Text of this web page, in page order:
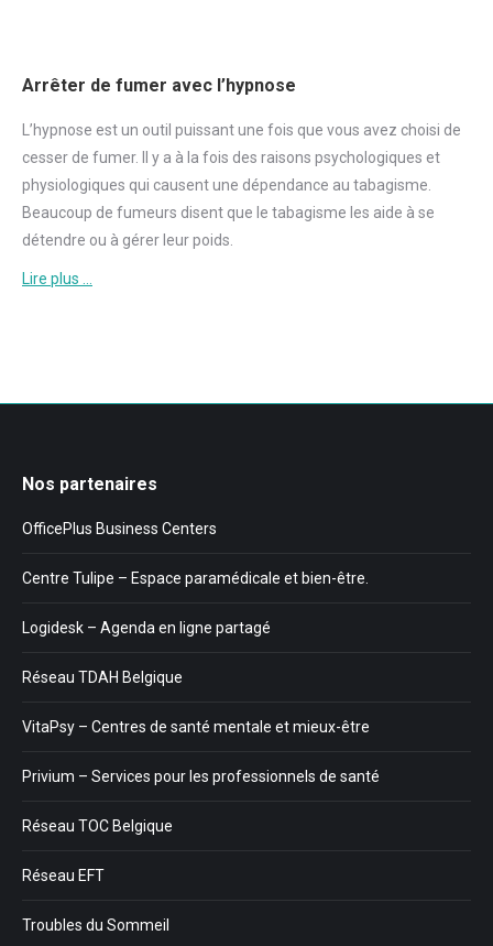
Arrêter de fumer avec l’hypnose
L’hypnose est un outil puissant une fois que vous avez choisi de
cesser de fumer. Il y a à la fois des raisons psychologiques et
physiologiques qui causent une dépendance au tabagisme.
Beaucoup de fumeurs disent que le tabagisme les aide à se
détendre ou à gérer leur poids.
Lire plus …
Nos partenaires
OfficePlus Business Centers
Centre Tulipe – Espace paramédicale et bien-être.
Logidesk – Agenda en ligne partagé
Réseau TDAH Belgique
VitaPsy – Centres de santé mentale et mieux-être
Privium – Services pour les professionnels de santé
Réseau TOC Belgique
Réseau EFT
Troubles du Sommeil